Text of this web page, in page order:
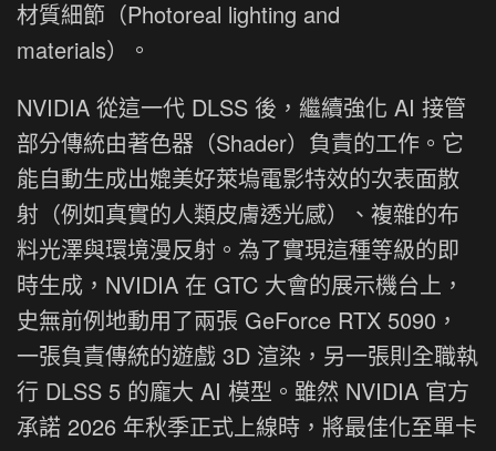
材質細節（Photoreal lighting and
materials）。
NVIDIA 從這一代 DLSS 後，繼續強化 AI 接管
部分傳統由著色器（Shader）負責的工作。它
能自動生成出媲美好萊塢電影特效的次表面散
射（例如真實的人類皮膚透光感）、複雜的布
料光澤與環境漫反射。為了實現這種等級的即
時生成，NVIDIA 在 GTC 大會的展示機台上，
史無前例地動用了兩張 GeForce RTX 5090，
一張負責傳統的遊戲 3D 渲染，另一張則全職執
行 DLSS 5 的龐大 AI 模型。雖然 NVIDIA 官方
承諾 2026 年秋季正式上線時，將最佳化至單卡